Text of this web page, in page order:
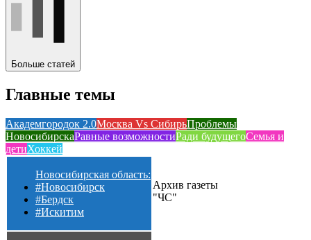
Больше статей
Главные темы
Академгородок 2.0Москва Vs СибирьПроблемы
НовосибирскаРавные возможностиРади будущегоСемья и
детиХоккей
Новосибирская область:
#Новосибирск
#Бердск
#Искитим
Архив газеты
"ЧС"